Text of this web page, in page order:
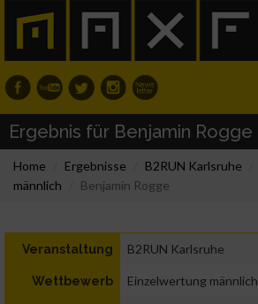
Ergebnis für Benjamin Rogge
Home Ergebnisse B2RUN Karlsruhe
männlich
Benjamin Rogge
Veranstaltung B2RUN Karlsruhe
Wettbewerb Einzelwertung männlich